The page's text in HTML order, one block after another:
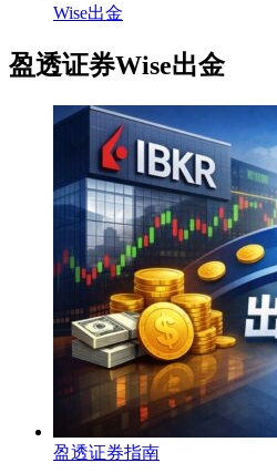
Wise出金
盈透证券Wise出金
盈透证券指南